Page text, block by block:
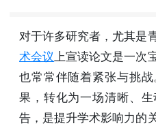
对于许多研究者，尤其是
术会议 上宣读论文是一次
也常常伴随着紧张与挑
果，转化为一场清晰、
告，是提升学术影响力的